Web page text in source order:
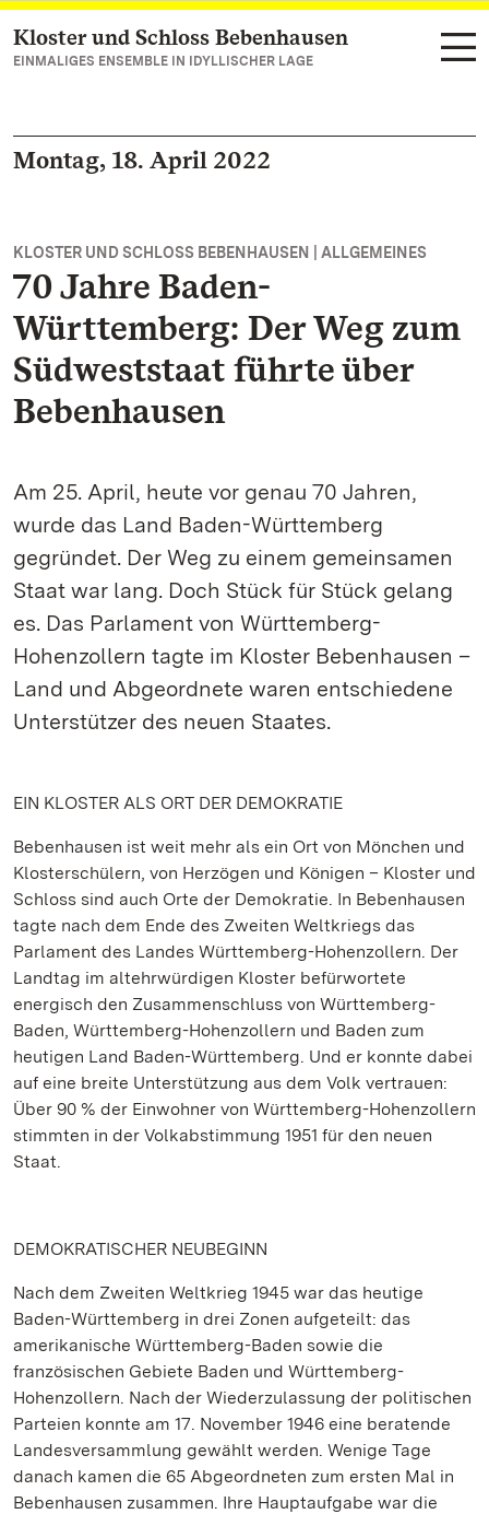
Zum Hauptinhalt springen
Kloster und Schloss Bebenhausen
EINMALIGES ENSEMBLE IN IDYLLISCHER LAGE
Montag, 18. April 2022
KLOSTER UND SCHLOSS BEBENHAUSEN | ALLGEMEINES
70 Jahre Baden-
Württemberg: Der Weg zum
Südweststaat führte über
Bebenhausen
Am 25. April, heute vor genau 70 Jahren,
wurde das Land Baden-Württemberg
gegründet. Der Weg zu einem gemeinsamen
Staat war lang. Doch Stück für Stück gelang
es. Das Parlament von Württemberg-
Hohenzollern tagte im Kloster Bebenhausen –
Land und Abgeordnete waren entschiedene
Unterstützer des neuen Staates.
EIN KLOSTER ALS ORT DER DEMOKRATIE
Bebenhausen ist weit mehr als ein Ort von Mönchen und
Klosterschülern, von Herzögen und Königen – Kloster und
Schloss sind auch Orte der Demokratie. In Bebenhausen
tagte nach dem Ende des Zweiten Weltkriegs das
Parlament des Landes Württemberg-Hohenzollern. Der
Landtag im altehrwürdigen Kloster befürwortete
energisch den Zusammenschluss von Württemberg-
Baden, Württemberg-Hohenzollern und Baden zum
heutigen Land Baden-Württemberg. Und er konnte dabei
auf eine breite Unterstützung aus dem Volk vertrauen:
Über 90 % der Einwohner von Württemberg-Hohenzollern
stimmten in der Volkabstimmung 1951 für den neuen
Staat.
DEMOKRATISCHER NEUBEGINN
Nach dem Zweiten Weltkrieg 1945 war das heutige
Baden-Württemberg in drei Zonen aufgeteilt: das
amerikanische Württemberg-Baden sowie die
französischen Gebiete Baden und Württemberg-
Hohenzollern. Nach der Wiederzulassung der politischen
Parteien konnte am 17. November 1946 eine beratende
Landesversammlung gewählt werden. Wenige Tage
danach kamen die 65 Abgeordneten zum ersten Mal in
Bebenhausen zusammen. Ihre Hauptaufgabe war die